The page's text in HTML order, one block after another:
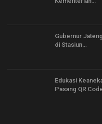
Gubernur
di Stasiun…
Edukasi
Pasang QR